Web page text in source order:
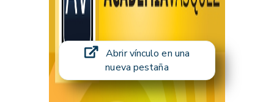
Abrir vínculo en una
nueva pestaña